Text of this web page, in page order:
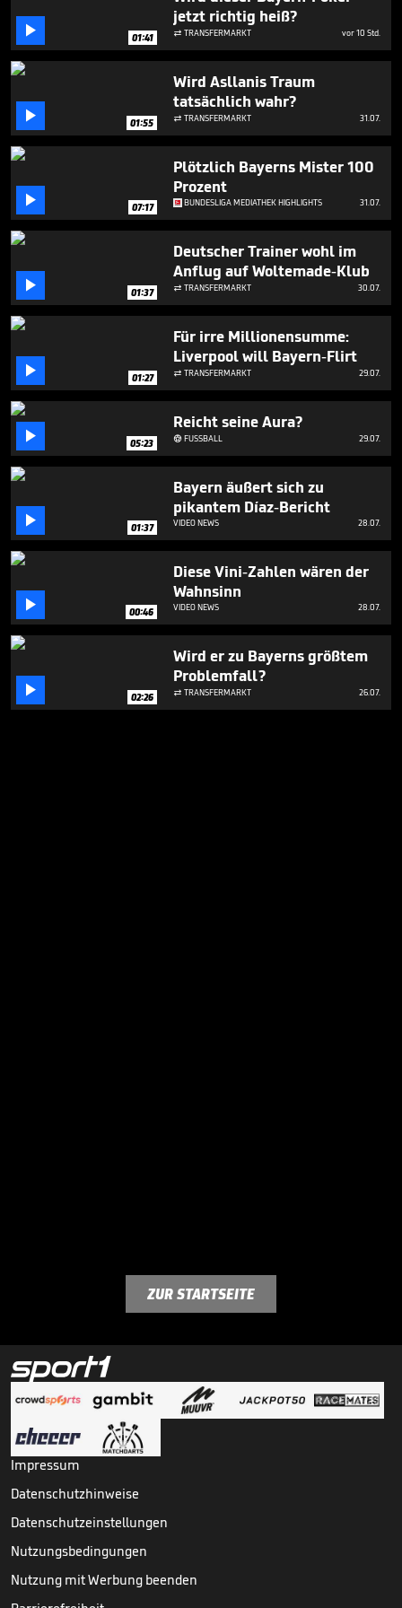
 01:41
jetzt richtig heiß?
 TRANSFERMARKT vor 10 Std.
 01:55
Wird Asllanis Traum
tatsächlich wahr?
 TRANSFERMARKT 31.07.
 07:17
Plötzlich Bayerns Mister 100
Prozent
BUNDESLIGA MEDIATHEK HIGHLIGHTS 31.07.
 01:37
Deutscher Trainer wohl im
Anflug auf Woltemade-Klub
 TRANSFERMARKT 30.07.
 01:27
Für irre Millionensumme:
Liverpool will Bayern-Flirt
 TRANSFERMARKT 29.07.
 05:23
Reicht seine Aura?
FUSSBALL 29.07.
 01:37
Bayern äußert sich zu
pikantem Díaz-Bericht
VIDEO NEWS 28.07.
 00:46
Diese Vini-Zahlen wären der
Wahnsinn
VIDEO NEWS 28.07.
 02:26
Wird er zu Bayerns größtem
Problemfall?
 TRANSFERMARKT 26.07.
ZUR STARTSEITE
Impressum
Datenschutzhinweise
Datenschutzeinstellungen
Nutzungsbedingungen
Nutzung mit Werbung beenden